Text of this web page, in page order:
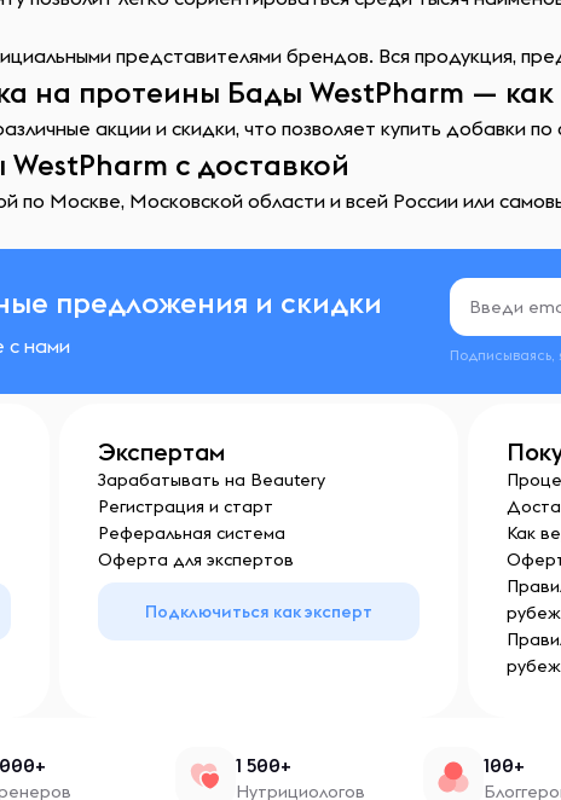
представителями брендов. Вся продукция,
на протеины Бады WestPharm — как
акции и скидки, что позволяет купить добавки
с доставкой
по Москве, Московской области и всей России или
предложения и скидки
с нами Подписываясь,
Экспертам
Зарабатывать на Beautery
Регистрация и старт
Реферальная система
Оферта для экспертов
Подключиться как эксперт
Как
1 500+
Нутрициологов
100+